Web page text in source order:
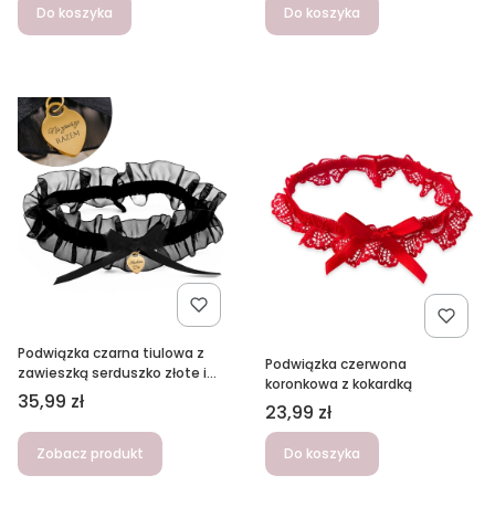
Do koszyka Do koszyka
Podwiązka czarna tiulowa z
zawieszką serduszko złote i
grawerem do wyboru
Cena
35,99 zł
Zobacz produkt
Podwiązka czerwona
koronkowa z kokardką
Cena
23,99 zł
Do koszyka